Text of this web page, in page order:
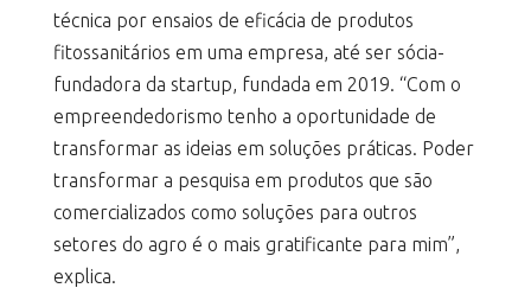
técnica por ensaios de eficácia de produtos
fitossanitários em uma empresa, até ser sócia-
fundadora da startup, fundada em 2019. “Com o
empreendedorismo tenho a oportunidade de
transformar as ideias em soluções práticas. Poder
transformar a pesquisa em produtos que são
comercializados como soluções para outros
setores do agro é o mais gratificante para mim”,
explica.